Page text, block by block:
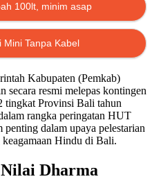
100lt, minim asap
Mini Tanpa Kabel
Kabupaten (Pemkab)
secara resmi melepas kontingen
tingkat Provinsi Bali tahun
rangka peringatan HUT
dalam upaya pelestarian
Hindu di Bali.
Dharma